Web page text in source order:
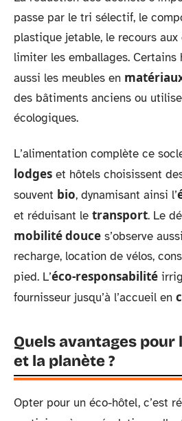
passe par le tri sélectif, le
plastique jetable, le recours
limiter les emballages.
aussi les meubles en
des bâtiments anciens ou
écologiques.
L’alimentation complète ce
lodges et hôtels choisissent
souvent bio, dynamisant ainsi l’
et réduisant le transport. Le
mobilité douce s’observe
recharge, location de vélos,
pied. L’éco-responsabilité
fournisseur jusqu’à l’accueil en
Quels avantages pour
et la planète ?
Opter pour un éco-hôtel, c’est